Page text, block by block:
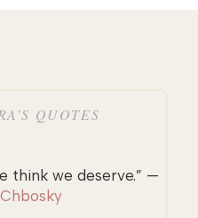
QUOTES
think we deserve.” —